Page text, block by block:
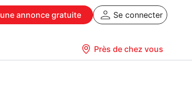
une annonce gratuite Se connecter
Près de chez vous